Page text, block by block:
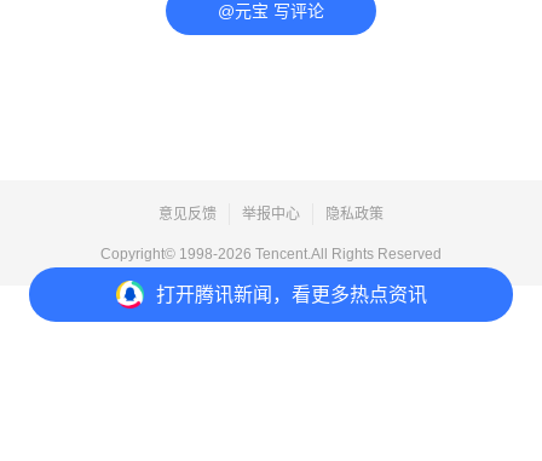
打开腾讯新闻，看更多热点资讯
@元宝 写评论
意见反馈 举报中心 隐私政策
Copyright© 1998-2026 Tencent.All Rights Reserved